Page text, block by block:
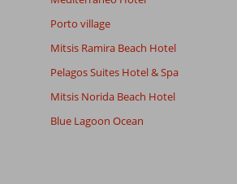
Porto village
Mitsis Ramira Beach Hotel
Pelagos Suites Hotel & Spa
Mitsis Norida Beach Hotel
Blue Lagoon Ocean